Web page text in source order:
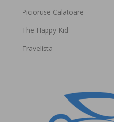
Picioruse Calatoare
The Happy Kid
Travelista